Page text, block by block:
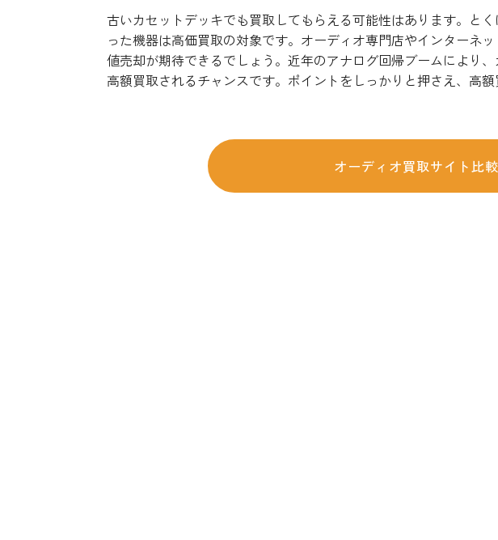
古いカセットデッキでも買取してもらえる可能性はあります。と
った機器は高価買取の対象です。オーディオ専門店やインターネ
値売却が期待できるでしょう。近年のアナログ回帰ブームにより
高額買取されるチャンスです。ポイントをしっかりと押さえ、高額
オーディオ買取サイト比